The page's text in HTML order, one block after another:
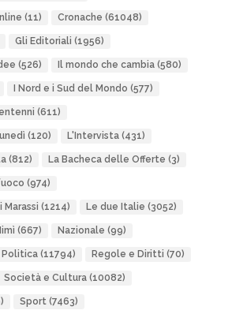
(11) Cronache (61048)
Gli Editoriali (1956)
(526) Il mondo che cambia(580)
I Nord e i Sud del Mondo (577)
(611)
(120) L'Intervista(431)
(812) La Bacheca delle Offerte (3)
(974)
(1214) Le due Italie (3052)
(667) Nazionale (99)
Politica(11794) Regole e Diritti (70)
Società e Cultura(10082)
Sport(7463)